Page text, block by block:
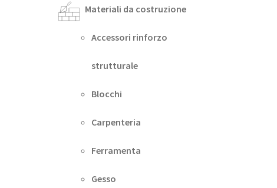
Materiali da costruzione
Accessori rinforzo
strutturale
Blocchi
Carpenteria
Ferramenta
Gesso